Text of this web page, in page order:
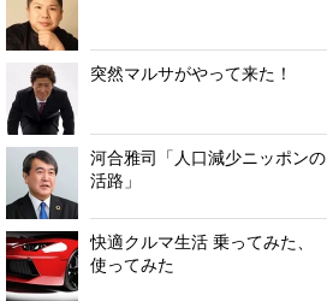
突然マルサがやって来た！
河合雅司「人口減少ニッポンの
活路」
快適クルマ生活 乗ってみた、
使ってみた